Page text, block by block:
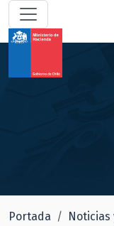
Portada Noticias